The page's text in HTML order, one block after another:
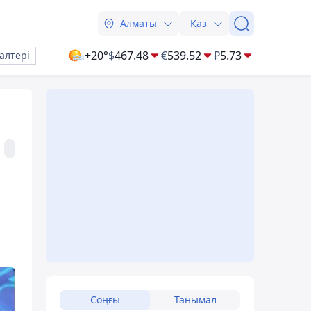
Алматы Қаз
+20°$467.48 €539.52 ₽5.73
Соңғы Танымал